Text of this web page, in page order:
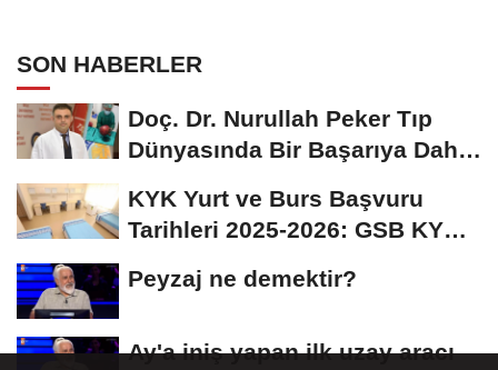
SON HABERLER
Doç. Dr. Nurullah Peker Tıp
Dünyasında Bir Başarıya Daha
KYK Yurt ve Burs Başvuru
Tarihleri 2025-2026: GSB KYK
Peyzaj ne demektir?
Ay'a iniş yapan ilk uzay aracı